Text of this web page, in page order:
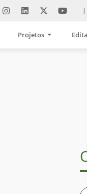
|
Projetos